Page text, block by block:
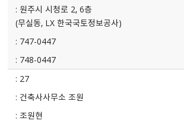
원주시 시청로 2, 6층
(무실동, LX 한국국토정보공사)
747-0447
748-0447
27
건축사사무소 조원
조원현